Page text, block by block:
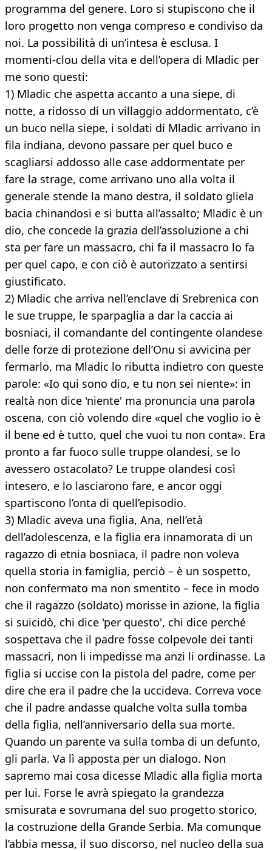
programma del genere. Loro si stupiscono che il
loro progetto non venga compreso e condiviso da
noi. La possibilità di un’intesa è esclusa. I
momenti-clou della vita e dell’opera di Mladic per
me sono questi:
1) Mladic che aspetta accanto a una siepe, di
notte, a ridosso di un villaggio addormentato, c’è
un buco nella siepe, i soldati di Mladic arrivano in
fila indiana, devono passare per quel buco e
scagliarsi addosso alle case addormentate per
fare la strage, come arrivano uno alla volta il
generale stende la mano destra, il soldato gliela
bacia chinandosi e si butta all’assalto; Mladic è un
dio, che concede la grazia dell’assoluzione a chi
sta per fare un massacro, chi fa il massacro lo fa
per quel capo, e con ciò è autorizzato a sentirsi
giustificato.
2) Mladic che arriva nell’enclave di Srebrenica con
le sue truppe, le sparpaglia a dar la caccia ai
bosniaci, il comandante del contingente olandese
delle forze di protezione dell’Onu si avvicina per
fermarlo, ma Mladic lo ributta indietro con queste
parole: «Io qui sono dio, e tu non sei niente»: in
realtà non dice 'niente' ma pronuncia una parola
oscena, con ciò volendo dire «quel che voglio io è
il bene ed è tutto, quel che vuoi tu non conta». Era
pronto a far fuoco sulle truppe olandesi, se lo
avessero ostacolato? Le truppe olandesi così
intesero, e lo lasciarono fare, e ancor oggi
spartiscono l’onta di quell’episodio.
3) Mladic aveva una figlia, Ana, nell’età
dell’adolescenza, e la figlia era innamorata di un
ragazzo di etnia bosniaca, il padre non voleva
quella storia in famiglia, perciò – è un sospetto,
non confermato ma non smentito – fece in modo
che il ragazzo (soldato) morisse in azione, la figlia
si suicidò, chi dice 'per questo', chi dice perché
sospettava che il padre fosse colpevole dei tanti
massacri, non li impedisse ma anzi li ordinasse. La
figlia si uccise con la pistola del padre, come per
dire che era il padre che la uccideva. Correva voce
che il padre andasse qualche volta sulla tomba
della figlia, nell’anniversario della sua morte.
Quando un parente va sulla tomba di un defunto,
gli parla. Va lì apposta per un dialogo. Non
sapremo mai cosa dicesse Mladic alla figlia morta
per lui. Forse le avrà spiegato la grandezza
smisurata e sovrumana del suo progetto storico,
la costruzione della Grande Serbia. Ma comunque
l’abbia messa, il suo discorso, nel nucleo della sua